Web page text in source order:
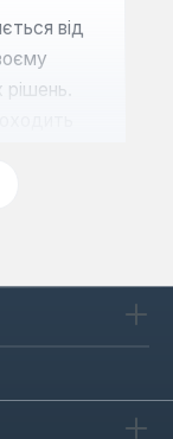
від